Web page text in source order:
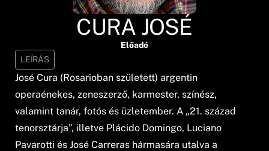
CURA JOSÉ
Előadó
LEÍRÁS
José Cura (Rosarioban született) argentin
operaénekes, zeneszerző, karmester, színész,
valamint tanár, fotós és üzletember. A „21. század
tenorsztárja”, illetve Plácido Domingo, Luciano
Pavarotti és José Carreras hármasára utalva a